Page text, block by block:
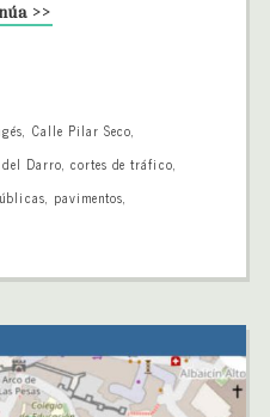
>>
, Calle Pilar Seco,
Darro, cortes de tráfico,
, pavimentos,